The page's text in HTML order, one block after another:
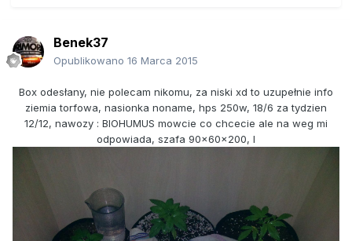
Benek37
Opublikowano 16 Marca 2015
Box odesłany, nie polecam nikomu, za niski xd to uzupełnie info
ziemia torfowa, nasionka noname, hps 250w, 18/6 za tydzien
12/12, nawozy : BIOHUMUS mowcie co chcecie ale na weg mi
odpowiada, szafa 90x60x200, l